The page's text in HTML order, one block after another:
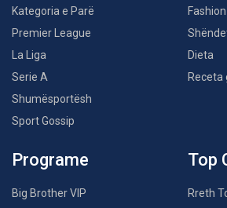
Kategoria e Parë
Premier League
La Liga
Serie A
Shumësportësh
Sport Gossip
Fashion
Dieta
Receta
Programe
Big Brother VIP
Top
Rreth